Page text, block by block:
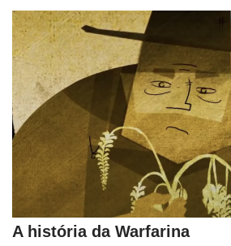
A história da Warfarina